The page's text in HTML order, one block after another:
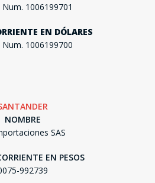
Num. 1006199701
EN DÓLARES
Num. 1006199700
NOMBRE
SAS
EN PESOS
992739